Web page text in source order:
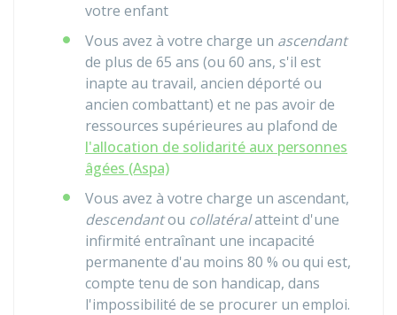
votre enfant
Vous avez à votre charge un ascendant
de plus de 65 ans (ou 60 ans, s'il est
inapte au travail, ancien déporté ou
ancien combattant) et ne pas avoir de
ressources supérieures au plafond de
l'allocation de solidarité aux personnes
âgées (Aspa)
Vous avez à votre charge un ascendant,
descendantou collatéralatteint d'une
infirmité entraînant une incapacité
permanente d'au moins 80 % ou qui est,
compte tenu de son handicap, dans
l'impossibilité de se procurer un emploi.